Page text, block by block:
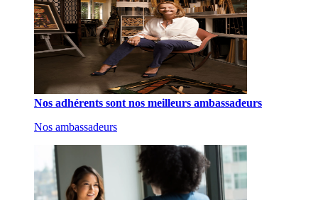
Nos adhérents sont nos meilleurs ambassadeurs
Nos ambassadeurs